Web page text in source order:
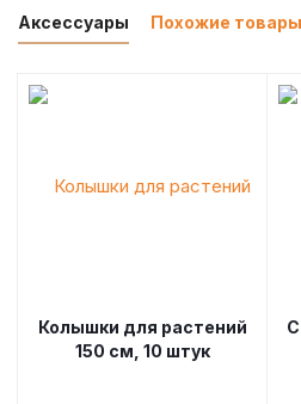
Аксессуары Похожие товары
Колышки для растений
150 см, 10 штук